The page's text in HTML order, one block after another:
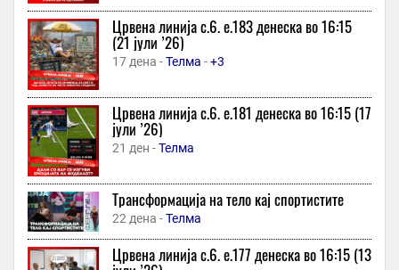
Седум земји од ЕУ ја критикуваа Словенија поради блокадата
на именувањето на Тања Фајон за мисија во cеверна Африка
1 час -Република
Супербабата е вистинска сензација на Инстаграм: Со
извајани мускули во седмата деценија, таа ги руши
предрасудите
1 час - Во Центар-
„Душо, тоа не е претседателски“: Трамп открива што
Меланија не сака кај него
1 час -Независен -
Надја Команечи повторно во Монтреал: 50 години од
легендарната „совршена десетка“
Црвена линија с.6. e.183 денеска во 16:15
(21 јули ’26)
17 дена -Телма -+3
Црвена линија с.6. e.181 денеска во 16:15 (17
јули ’26)
21 ден -Телма
Трансформација на тело кај спортистите
22 дена -Телма
Црвена линија с.6. e.177 денеска во 16:15 (13